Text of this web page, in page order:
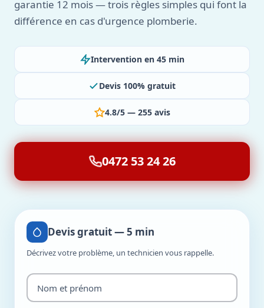
garantie 12 mois — trois règles simples qui font la
différence en cas d'urgence plomberie.
Intervention en 45 min
Devis 100% gratuit
4.8/5 — 255 avis
0472 53 24 26
Devis gratuit — 5 min
Décrivez votre problème, un technicien vous rappelle.